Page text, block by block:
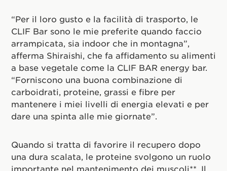
“Per il loro gusto e la facilità di trasporto, le
CLIF Bar sono le mie preferite quando faccio
arrampicata, sia indoor che in montagna”,
afferma Shiraishi, che fa affidamento su alimenti
a base vegetale come la CLIF BAR energy bar.
“Forniscono una buona combinazione di
carboidrati, proteine, grassi e fibre per
mantenere i miei livelli di energia elevati e per
dare una spinta alle mie giornate”.
Quando si tratta di favorire il recupero dopo
una dura scalata, le proteine svolgono un ruolo
importante nel mantenimento dei muscoli**. Il